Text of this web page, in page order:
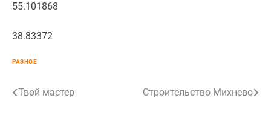
55.101868
38.83372
РАЗНОЕ
Навигация
Твой мастер Строительство Михнево